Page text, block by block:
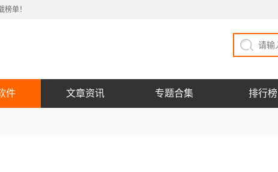
单！
件 文章资讯 专题合集 排行榜